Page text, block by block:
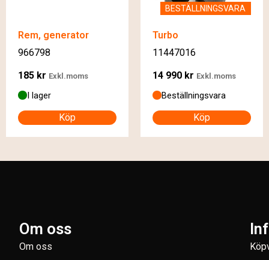
Rem, generator
966798
185 kr Exkl.moms
I lager
Köp
BESTÄLLNINGSVARA
Turbo
11447016
14 990 kr Exkl.moms
Beställningsvara
Köp
Om oss
Om oss